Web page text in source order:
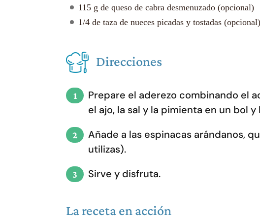
115 g de queso de cabra desmenuzado (opcional)
1/4 de taza de nueces picadas y tostadas (opcional)
Direcciones
Prepare el aderezo combinando el
el ajo, la sal y la pimienta en un bol
Añade a las espinacas arándanos,
utilizas).
Sirve y disfruta.
La receta en acción